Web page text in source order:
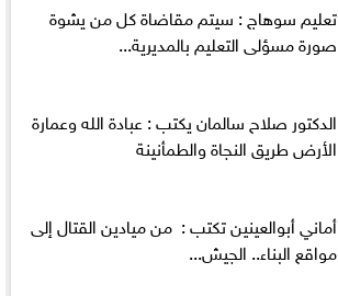
تعليم سوهاج : سيتم مقاضاة كل من يشوة
صورة مسؤلى التعليم بالمديرية...
الدكتور صلاح سالمان يكتب : عبادة الله وعمارة
الأرض طريق النجاة والطمأنينة
أماني‭ ‬أبوالعينين‭ ‬تكتب‭ : ‬ من ميادين القتال إلى
مواقع البناء.. الجيش...